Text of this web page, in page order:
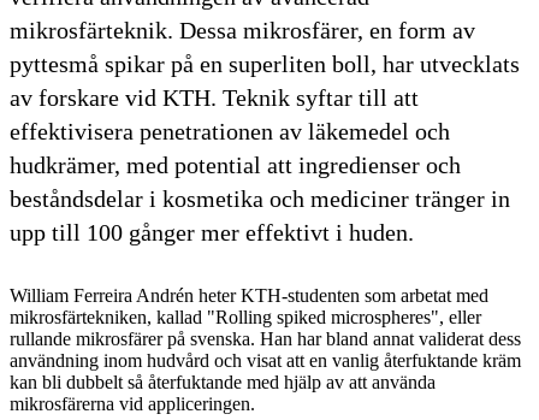
mikrosfärteknik. Dessa mikrosfärer, en form av
pyttesmå spikar på en superliten boll, har utvecklats
av forskare vid KTH. Teknik syftar till att
effektivisera penetrationen av läkemedel och
hudkrämer, med potential att ingredienser och
beståndsdelar i kosmetika och mediciner tränger in
upp till 100 gånger mer effektivt i huden.
William Ferreira Andrén heter KTH-studenten som arbetat med
mikrosfärtekniken, kallad "Rolling spiked microspheres", eller
rullande mikrosfärer på svenska. Han har bland annat validerat dess
användning inom hudvård och visat att en vanlig återfuktande kräm
kan bli dubbelt så återfuktande med hjälp av att använda
mikrosfärerna vid appliceringen.